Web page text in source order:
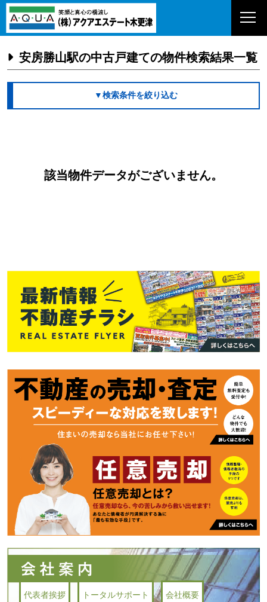
安房勝山駅の中古戸建ての物件検索結果一覧
▼検索条件を絞り込む
該当物件データがございません。
代表者挨拶 トータルサポート 会社概要